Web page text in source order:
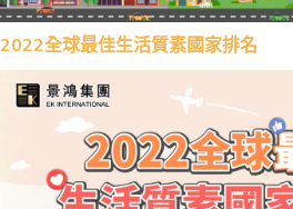
2022全球最佳生活質素國家排名